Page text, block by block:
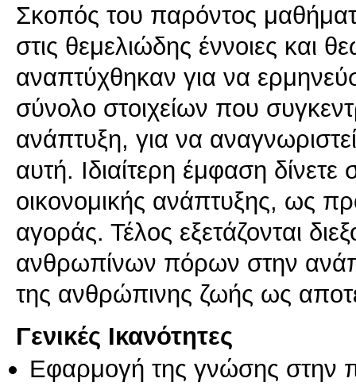
Σκοπός του παρόντος
στις θεμελιώδης έννοιες και
αναπτύχθηκαν για να
σύνολο στοιχείων που
ανάπτυξη, για να
αυτή. Ιδιαίτερη έμφαση δίνετε
οικονομικής ανάπτυξης, ως
αγοράς. Τέλος εξετάζονται
ανθρωπίνων πόρων στην
της ανθρώπινης ζωής ως
Γενικές Ικανότητες
Εφαρμογή της γνώσης στην